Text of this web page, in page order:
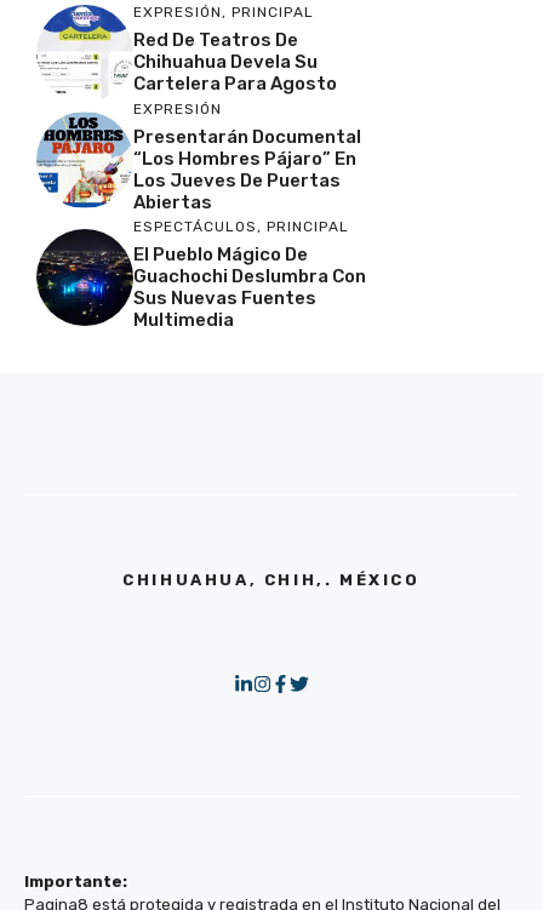
EXPRESIÓN, PRINCIPAL
Red De Teatros De
Chihuahua Devela Su
Cartelera Para Agosto
EXPRESIÓN
Presentarán Documental
“Los Hombres Pájaro” En
Los Jueves De Puertas
Abiertas
ESPECTÁCULOS , PRINCIPAL
El Pueblo Mágico De
Guachochi Deslumbra Con
Sus Nuevas Fuentes
Multimedia
CHIHUAHUA, CHIH,. MÉXICO
Importante:
Pagina8 está protegida y registrada en el Instituto Nacional del